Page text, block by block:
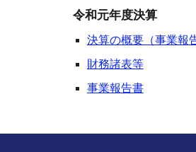
令和元年度決算
決算の概要（事業報
財務諸表等
事業報告書